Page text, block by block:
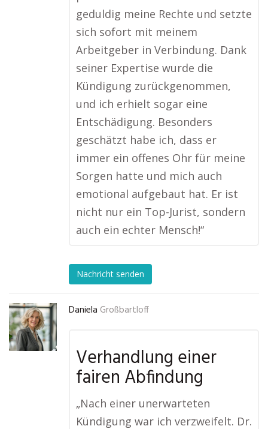
geduldig meine Rechte und setzte
sich sofort mit meinem
Arbeitgeber in Verbindung. Dank
seiner Expertise wurde die
Kündigung zurückgenommen,
und ich erhielt sogar eine
Entschädigung. Besonders
geschätzt habe ich, dass er
immer ein offenes Ohr für meine
Sorgen hatte und mich auch
emotional aufgebaut hat. Er ist
nicht nur ein Top-Jurist, sondern
auch ein echter Mensch!“
Nachricht senden
Daniela Großbartloff
Verhandlung einer
fairen Abfindung
„Nach einer unerwarteten
Kündigung war ich verzweifelt. Dr.